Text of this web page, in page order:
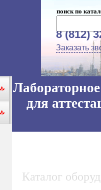
поиск по
8 (812)
Заказать
для
Каталог